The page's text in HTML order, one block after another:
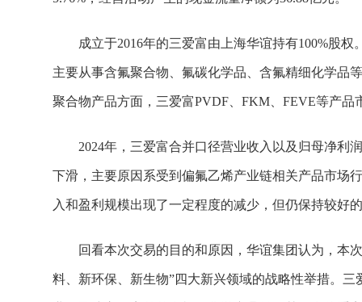
成立于2016年的三爱富由上海华谊持有100%股
主要从事含氟聚合物、氟碳化学品、含氟精细化学品
聚合物产品方面，三爱富PVDF、FKM、FEVE等产品
2024年，三爱富合并口径营业收入以及归母净利
下滑，主要原因系受到偏氟乙烯产业链相关产品市场
入和盈利规模出现了一定程度的减少，但仍保持较好
回看本次交易的目的和原因，华谊集团认为，本
料、新环保、新生物”四大新兴领域的战略性举措。